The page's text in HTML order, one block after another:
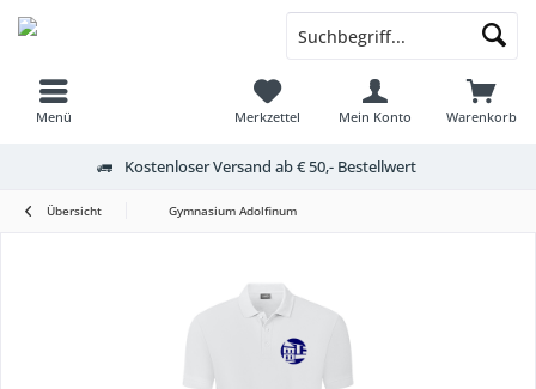
Menü Warenkorb
Merkzettel Mein Konto
Kostenloser Versand ab € 50,- Bestellwert
Übersicht Gymnasium Adolfinum